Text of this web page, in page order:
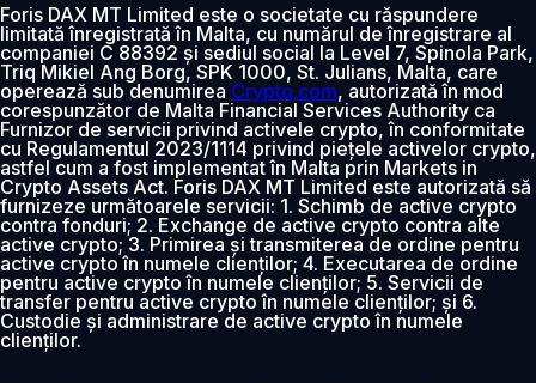
Foris DAX MT Limited este o societate cu răspundere
limitată înregistrată în Malta, cu numărul de înregistrare al
companiei C 88392 și sediul social la Level 7, Spinola Park,
Triq Mikiel Ang Borg, SPK 1000, St. Julians, Malta, care
operează sub denumirea Crypto.com, autorizată în mod
corespunzător de Malta Financial Services Authority ca
Furnizor de servicii privind activele crypto, în conformitate
cu Regulamentul 2023/1114 privind piețele activelor crypto,
astfel cum a fost implementat în Malta prin Markets in
Crypto Assets Act. Foris DAX MT Limited este autorizată să
furnizeze următoarele servicii: 1. Schimb de active crypto
contra fonduri; 2. Exchange de active crypto contra alte
active crypto; 3. Primirea și transmiterea de ordine pentru
active crypto în numele clienților; 4. Executarea de ordine
pentru active crypto în numele clienților; 5. Servicii de
transfer pentru active crypto în numele clienților; și 6.
Custodie și administrare de active crypto în numele
clienților.